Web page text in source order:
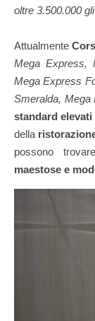
oltre 3.500.000
Attualmente
Mega Express,
Mega Express
Smeralda, Mega
standard elevati
della
possono
maestose e